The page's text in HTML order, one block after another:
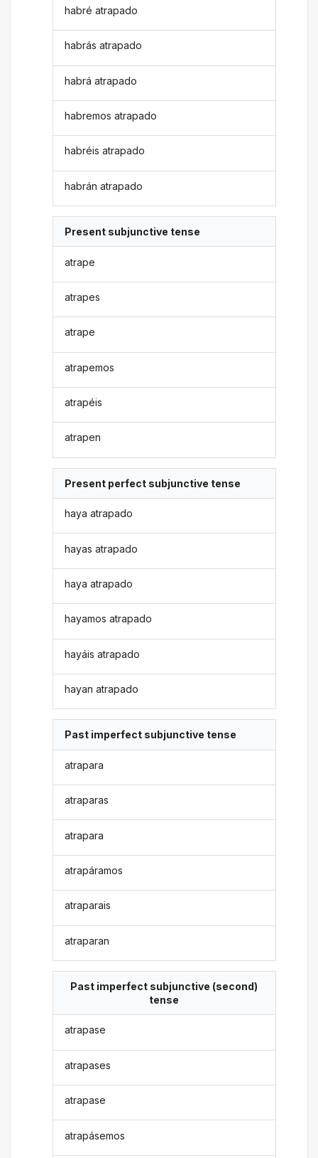
habré atrapado
habrás atrapado
habrá atrapado
habremos atrapado
habréis atrapado
habrán atrapado
Present subjunctive tense
atrape
atrapes
atrape
atrapemos
atrapéis
atrapen
Present perfect subjunctive tense
haya atrapado
hayas atrapado
haya atrapado
hayamos atrapado
hayáis atrapado
hayan atrapado
Past imperfect subjunctive tense
atrapara
atraparas
atrapara
atrapáramos
atraparais
atraparan
Past imperfect subjunctive (second)
tense
atrapase
atrapases
atrapase
atrapásemos